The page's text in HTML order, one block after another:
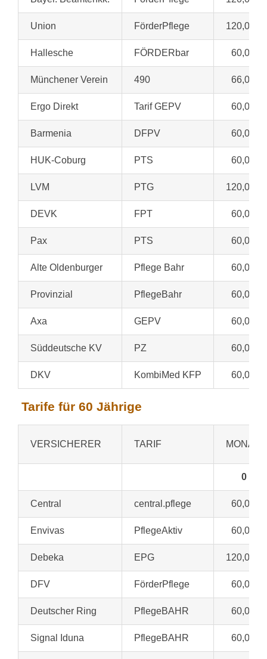
Union FörderPflege 120,00 €
Hallesche FÖRDERbar 60,00 €
Münchener Verein 490 66,00 €
Ergo Direkt Tarif GEPV 60,00 €
Barmenia DFPV 60,00 €
HUK-Coburg PTS 60,00 €
LVM PTG 120,00 €
DEVK FPT 60,00 €
Pax PTS 60,00 €
Alte Oldenburger Pflege Bahr 60,00 €
Provinzial PflegeBahr 60,00 €
Axa GEPV 60,00 €
Süddeutsche KV PZ 60,00 €
DKV KombiMed KFP 60,00 €
Tarife für 60 Jährige
VERSICHERER TARIF
0
Central central.pflege 60,00 €
Envivas PflegeAktiv 60,00 €
Debeka EPG 120,00 €
DFV FörderPflege 60,00 €
Deutscher Ring PflegeBAHR 60,00 €
Signal Iduna PflegeBAHR 60,00 €